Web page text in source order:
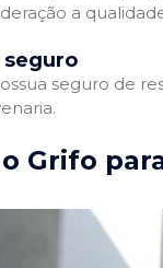
a
seguro
seguro de
Grifo